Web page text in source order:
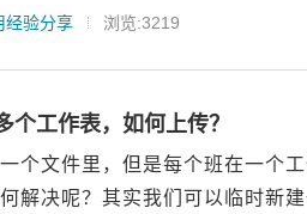
经验分享 浏览:3219
工作表，如何上传？
个文件里，但是每个班在一个
解决呢？其实我们可以临时新